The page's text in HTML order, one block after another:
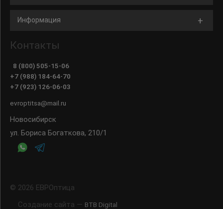
Информация
Контакты
8 (800) 505-15-06
+7 (988) 184-64-70
+7 (923) 126-06-03
evroptitsa@mail.ru
Новосибирск
ул. Бориса Богаткова, 210/1
© 2026 ЕВРОптица
Создание сайта — BTB Digital